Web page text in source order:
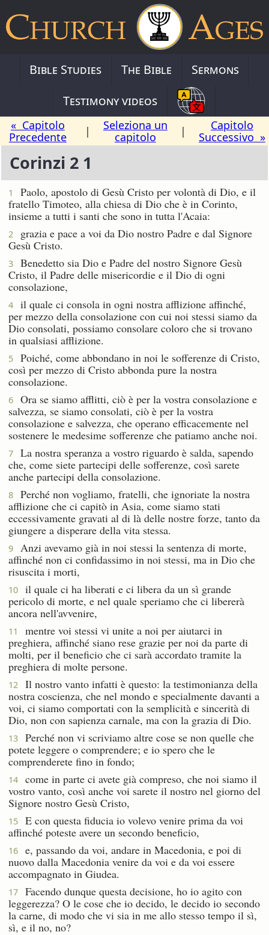
Bible Studies The Bible
Sermons
Testimony videos
« Capitolo
Precedente
|
Seleziona un
capitolo
|
Capitolo
Successivo »
Corinzi 2 1
1
Paolo, apostolo di Gesù Cristo per volontà di Dio, e il
fratello Timoteo, alla chiesa di Dio che è in Corinto,
insieme a tutti i santi che sono in tutta l'Acaia:
2
grazia e pace a voi da Dio nostro Padre e dal Signore
Gesù Cristo.
3
Benedetto sia Dio e Padre del nostro Signore Gesù
Cristo, il Padre delle misericordie e il Dio di ogni
consolazione,
4
il quale ci consola in ogni nostra afflizione affinché,
per mezzo della consolazione con cui noi stessi siamo da
Dio consolati, possiamo consolare coloro che si trovano
in qualsiasi afflizione.
5
Poiché, come abbondano in noi le sofferenze di Cristo,
così per mezzo di Cristo abbonda pure la nostra
consolazione.
6
Ora se siamo afflitti, ciò è per la vostra consolazione e
salvezza, se siamo consolati, ciò è per la vostra
consolazione e salvezza, che operano efficacemente nel
sostenere le medesime sofferenze che patiamo anche noi.
7
La nostra speranza a vostro riguardo è salda, sapendo
che, come siete partecipi delle sofferenze, così sarete
anche partecipi della consolazione.
8
Perché non vogliamo, fratelli, che ignoriate la nostra
afflizione che ci capitò in Asia, come siamo stati
eccessivamente gravati al di là delle nostre forze, tanto da
giungere a disperare della vita stessa.
9
Anzi avevamo già in noi stessi la sentenza di morte,
affinché non ci confidassimo in noi stessi, ma in Dio che
risuscita i morti,
10
il quale ci ha liberati e ci libera da un sì grande
pericolo di morte, e nel quale speriamo che ci libererà
ancora nell'avvenire,
11
mentre voi stessi vi unite a noi per aiutarci in
preghiera, affinché siano rese grazie per noi da parte di
molti, per il beneficio che ci sarà accordato tramite la
preghiera di molte persone.
12
Il nostro vanto infatti è questo: la testimonianza della
nostra coscienza, che nel mondo e specialmente davanti a
voi, ci siamo comportati con la semplicità e sincerità di
Dio, non con sapienza carnale, ma con la grazia di Dio.
13
Perché non vi scriviamo altre cose se non quelle che
potete leggere o comprendere; e io spero che le
comprenderete fino in fondo;
14
come in parte ci avete già compreso, che noi siamo il
vostro vanto, così anche voi sarete il nostro nel giorno del
Signore nostro Gesù Cristo,
15
E con questa fiducia io volevo venire prima da voi
affinché poteste avere un secondo beneficio,
16
e, passando da voi, andare in Macedonia, e poi di
nuovo dalla Macedonia venire da voi e da voi essere
accompagnato in Giudea.
17
Facendo dunque questa decisione, ho io agito con
leggerezza? O le cose che io decido, le decido io secondo
la carne, di modo che vi sia in me allo stesso tempo il sì,
sì, e il no, no?